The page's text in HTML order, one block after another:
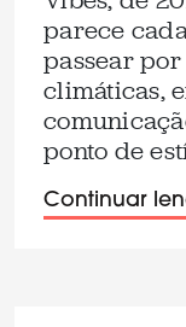
parece
passear
climáticas,
ponto de
Continuar